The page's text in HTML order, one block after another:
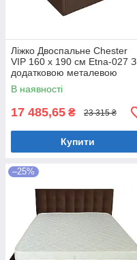
Ліжко Двоспальне Chester
VIP 160 х 190 см Etna-027 З
додатковою металевою
цільнозварною рамою
Коричневий
В наявності
17 485,65 ₴ 23 315 ₴
Купити
–25%